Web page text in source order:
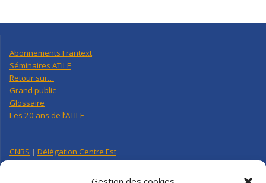
Abonnements Frantext
Séminaires ATILF
Retour sur…
Grand public
Glossaire
Les 20 ans de l’ATILF
CNRS | Délégation Centre Est
Université de Lorraine
CNRS Hebdo Centre-Est